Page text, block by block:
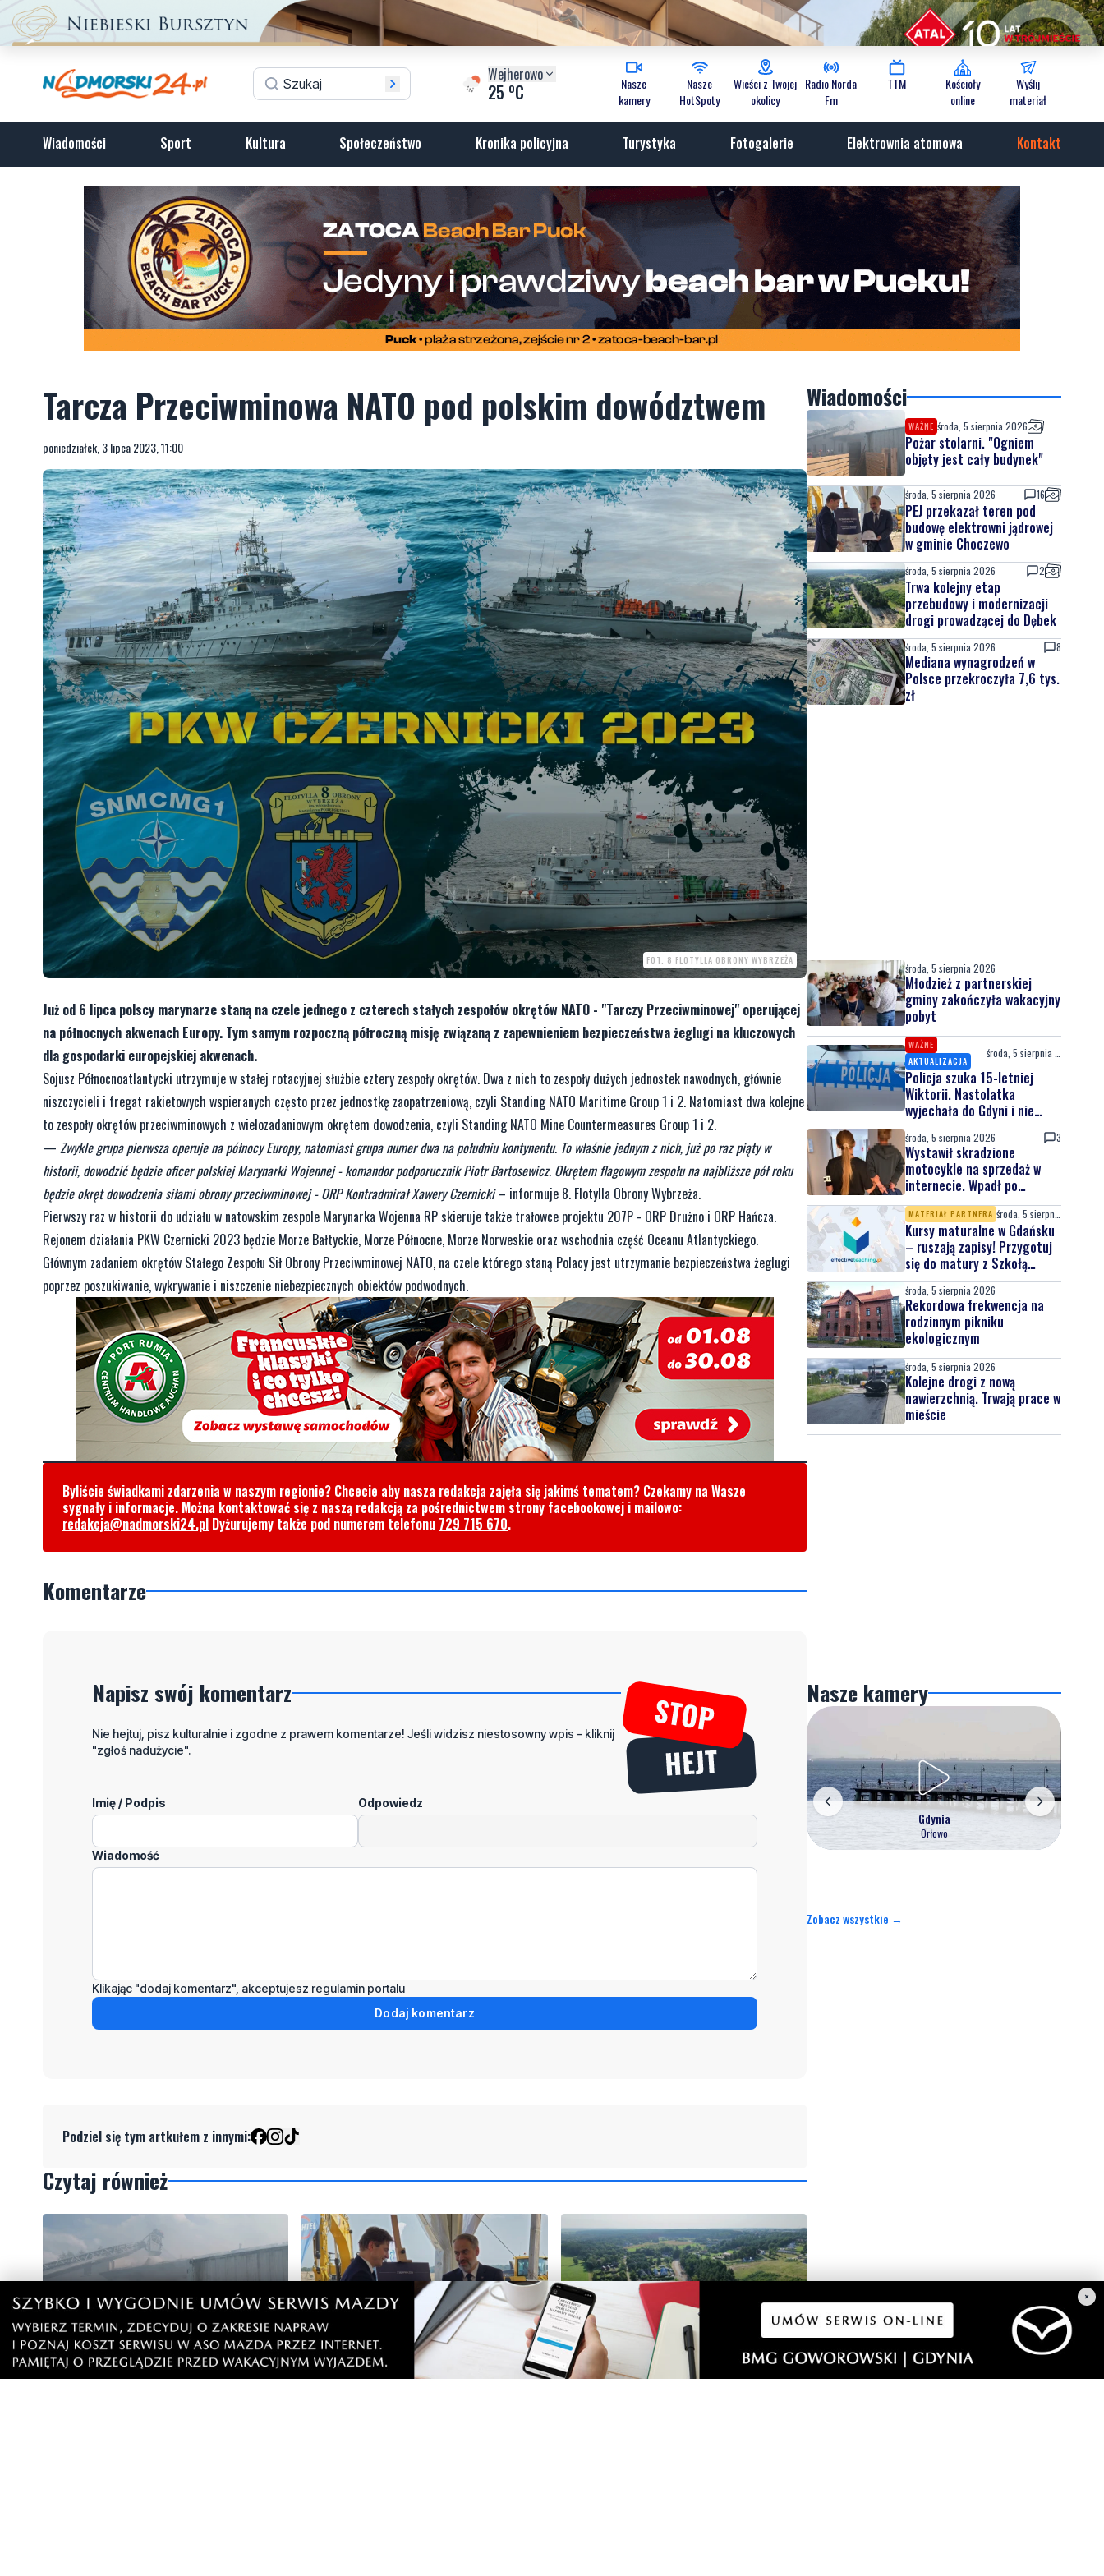
Wejherowo
25 oC
Nasze
kamery
Nasze
HotSpoty
Wieści z Twojej
okolicy
Radio Norda
Fm
TTM
Kościoły
online
Wyślij
materiał
Wiadomości Sport Kultura Społeczeństwo Kronika policyjna Turystyka Fotogalerie Elektrownia atomowa Kontakt
Tarcza Przeciwminowa NATO pod polskim dowództwem
poniedziałek, 3 lipca 2023, 11:00
FOT. 8 FLOTYLLA OBRONY WYBRZEŻA
Już od 6 lipca polscy marynarze staną na czele jednego z czterech stałych zespołów okrętów NATO - "Tarczy Przeciwminowej" operującej
na północnych akwenach Europy. Tym samym rozpoczną półroczną misję związaną z zapewnieniem bezpieczeństwa żeglugi na kluczowych
dla gospodarki europejskiej akwenach.
Sojusz Północnoatlantycki utrzymuje w stałej rotacyjnej służbie cztery zespoły okrętów. Dwa z nich to zespoły dużych jednostek nawodnych, głównie
niszczycieli i fregat rakietowych wspieranych często przez jednostkę zaopatrzeniową, czyli Standing NATO Maritime Group 1 i 2. Natomiast dwa kolejne
to zespoły okrętów przeciwminowych z wielozadaniowym okrętem dowodzenia, czyli Standing NATO Mine Countermeasures Group 1 i 2.
— Zwykle grupa pierwsza operuje na północy Europy, natomiast grupa numer dwa na południu kontynentu. To właśnie jednym z nich, już po raz piąty w
historii, dowodzić będzie oficer polskiej Marynarki Wojennej - komandor podporucznik Piotr Bartosewicz. Okrętem flagowym zespołu na najbliższe pół roku
będzie okręt dowodzenia siłami obrony przeciwminowej - ORP Kontradmirał Xawery Czernicki– informuje 8. Flotylla Obrony Wybrzeża.
Pierwszy raz w historii do udziału w natowskim zespole Marynarka Wojenna RP skieruje także trałowce projektu 207P - ORP Drużno i ORP Hańcza.
Rejonem działania PKW Czernicki 2023 będzie Morze Bałtyckie, Morze Północne, Morze Norweskie oraz wschodnia część Oceanu Atlantyckiego.
Głównym zadaniem okrętów Stałego Zespołu Sił Obrony Przeciwminowej NATO, na czele którego staną Polacy jest utrzymanie bezpieczeństwa żeglugi
poprzez poszukiwanie, wykrywanie i niszczenie niebezpiecznych obiektów podwodnych.
Byliście świadkami zdarzenia w naszym regionie? Chcecie aby nasza redakcja zajęła się jakimś tematem? Czekamy na Wasze
sygnały i informacje. Można kontaktować się z naszą redakcją za pośrednictwem strony facebookowej i mailowo:
redakcja@nadmorski24.pl Dyżurujemy także pod numerem telefonu 729 715 670.
Komentarze
Napisz swój komentarz
Nie hejtuj, pisz kulturalnie i zgodne z prawem komentarze! Jeśli widzisz niestosowny wpis - kliknij
"zgłoś nadużycie".
Imię / Podpis Odpowiedz
Wiadomość
Klikając "dodaj komentarz", akceptujesz regulamin portalu
Dodaj komentarz
Podziel się tym artkułem z innymi:
Czytaj również
WAŻNE
Pożar stolarni. "Ogniem objęty jest
16
PEJ przekazał teren pod budowę
2
Trwa kolejny etap przebudowy i
Wiadomości
WAŻNE środa, 5 sierpnia 2026
Pożar stolarni. "Ogniem
objęty jest cały budynek"
środa, 5 sierpnia 2026 16
PEJ przekazał teren pod
budowę elektrowni jądrowej
w gminie Choczewo
środa, 5 sierpnia 2026 2
Trwa kolejny etap
przebudowy i modernizacji
drogi prowadzącej do Dębek
środa, 5 sierpnia 2026 8
Mediana wynagrodzeń w
Polsce przekroczyła 7,6 tys.
zł
środa, 5 sierpnia 2026
Młodzież z partnerskiej
gminy zakończyła wakacyjny
pobyt
WAŻNE
AKTUALIZACJA
Policja szuka 15-letniej
Wiktorii. Nastolatka
wyjechała do Gdyni i nie
wróciła
środa, 5 sierpnia 2026 3
Wystawił skradzione
motocykle na sprzedaż w
internecie. Wpadł po
zgłoszeniu właściciela
MATERIAŁ PARTNERA
Kursy maturalne w Gdańsku
– ruszają zapisy! Przygotuj
się do matury z Szkołą
Effective Teaching!
środa, 5 sierpnia 2026
Rekordowa frekwencja na
rodzinnym pikniku
ekologicznym
środa, 5 sierpnia 2026
Kolejne drogi z nową
nawierzchnią. Trwają prace w
mieście
Nasze kamery
Gdynia
Orłowo
Zobacz wszystkie →
×